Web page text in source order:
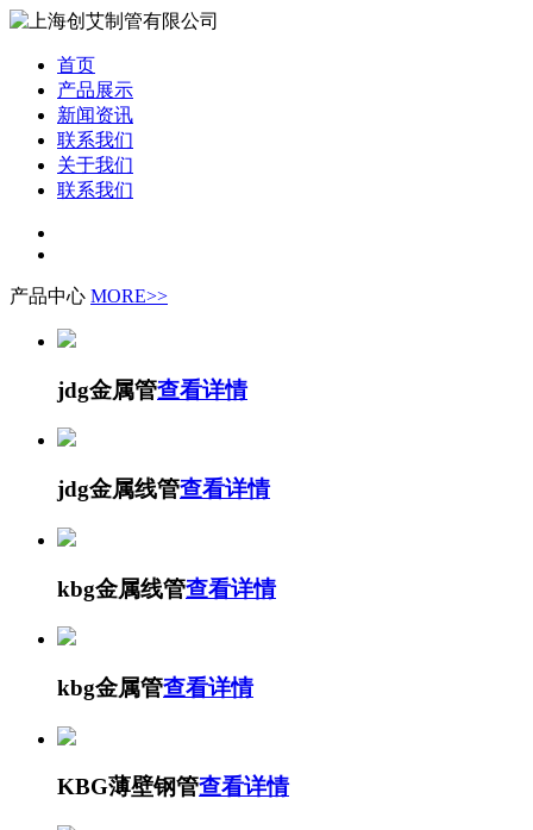
首页
产品展示
新闻资讯
联系我们
关于我们
联系我们
产品中心 MORE>>
jdg金属管查看详情
jdg金属线管查看详情
kbg金属线管查看详情
kbg金属管查看详情
KBG薄壁钢管查看详情